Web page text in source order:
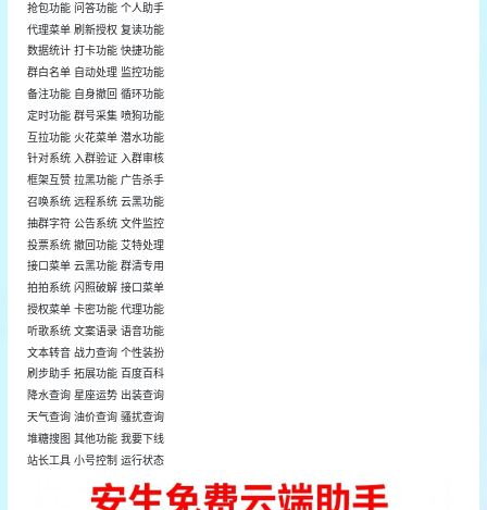
抢包功能 问答功能 个人助手
代理菜单 刷新授权 复读功能
数据统计 打卡功能 快捷功能
群白名单 自动处理 监控功能
备注功能 自身撤回 循环功能
定时功能 群号采集 喷狗功能
互拉功能 火花菜单 潜水功能
针对系统 入群验证 入群审核
框架互赞 拉黑功能 广告杀手
召唤系统 远程系统 云黑功能
抽群字符 公告系统 文件监控
投票系统 撤回功能 艾特处理
接口菜单 云黑功能 群清专用
拍拍系统 闪照破解 接口菜单
授权菜单 卡密功能 代理功能
听歌系统 文案语录 语音功能
文本转音 战力查询 个性装扮
刷步助手 拓展功能 百度百科
降水查询 星座运势 出装查询
天气查询 油价查询 骚扰查询
堆糖搜图 其他功能 我要下线
站长工具 小号控制 运行状态